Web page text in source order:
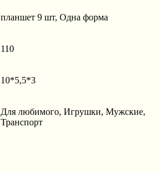
планшет 9 шт, Одна форма
110
10*5,5*3
Для любимого, Игрушки, Мужские,
Транспорт